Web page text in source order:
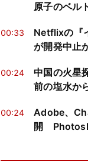
原子のベル
00:33
Netflixの『
が開発中止
00:24
中国の火星
前の塩水か
00:24
Adobe、
開